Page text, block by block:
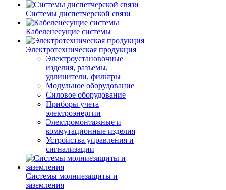
Системы диспетчерской связи
Кабеленесущие системы
Электротехническая продукция
Электроустановочные
изделия, разъемы,
удлинители, фильтры
Модульное оборудование
Силовое оборудование
Приборы учета
электроэнергии
Электромонтажные и
коммутационные изделия
Устройства управления и
сигнализации
Системы молниезащиты и
заземления